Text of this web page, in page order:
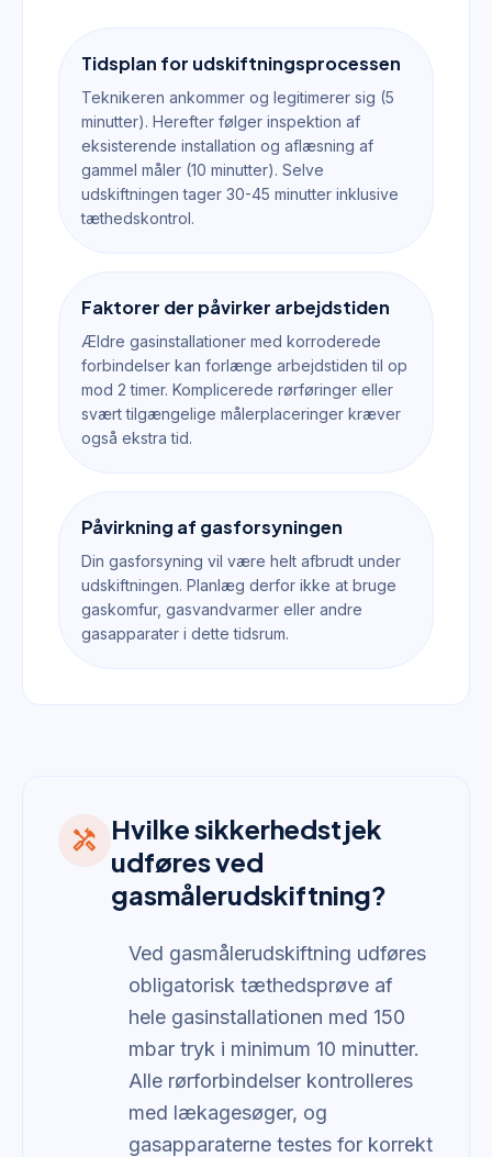
Tidsplan for udskiftningsprocessen
Teknikeren ankommer og legitimerer sig (5
minutter). Herefter følger inspektion af
eksisterende installation og aflæsning af
gammel måler (10 minutter). Selve
udskiftningen tager 30-45 minutter inklusive
tæthedskontrol.
Faktorer der påvirker arbejdstiden
Ældre gasinstallationer med korroderede
forbindelser kan forlænge arbejdstiden til op
mod 2 timer. Komplicerede rørføringer eller
svært tilgængelige målerplaceringer kræver
også ekstra tid.
Påvirkning af gasforsyningen
Din gasforsyning vil være helt afbrudt under
udskiftningen. Planlæg derfor ikke at bruge
gaskomfur, gasvandvarmer eller andre
gasapparater i dette tidsrum.
handyman Hvilke sikkerhedstjek
udføres ved
gasmålerudskiftning?
Ved gasmålerudskiftning udføres
obligatorisk tæthedsprøve af
hele gasinstallationen med 150
mbar tryk i minimum 10 minutter.
Alle rørforbindelser kontrolleres
med lækagesøger, og
gasapparaterne testes for korrekt